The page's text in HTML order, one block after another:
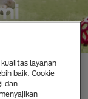
layanan
baik. Cookie
dan